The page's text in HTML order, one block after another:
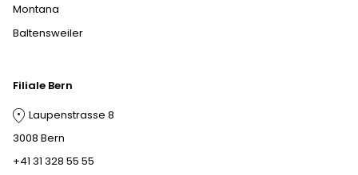
Montana
Baltensweiler
Filiale Bern
Laupenstrasse 8
3008 Bern
+41 31 328 55 55